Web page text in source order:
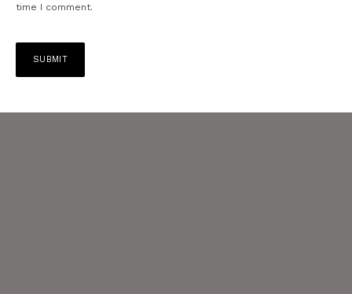
time I comment.